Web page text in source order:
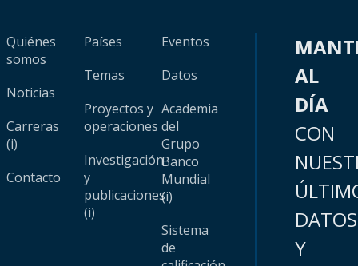
Quiénes
somos
Noticias
Carreras
(i)
Contacto
Países
Temas
Proyectos y
operaciones
Investigación
y
publicaciones
(i)
Eventos
Datos
Academia
del
Grupo
Banco
Mundial
(i)
Sistema
de
AL
DÍA
CON
DATOS
Y